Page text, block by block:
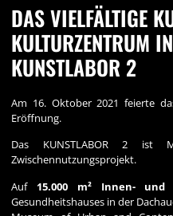
DAS VIELFÄLTIGE
KULTURZENTRUM
KUNSTLABOR 2
Am 16. Oktober 2021 feierte
Eröffnung.
Das KUNSTLABOR 2 ist
Zwischennutzungsprojekt.
Auf 15.000 m² Innen- und
Gesundheitshauses in der